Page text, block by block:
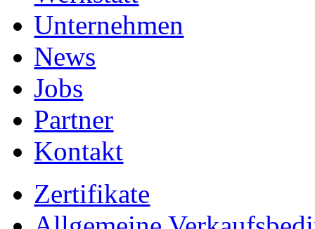
Unternehmen
News
Jobs
Partner
Kontakt
Zertifikate